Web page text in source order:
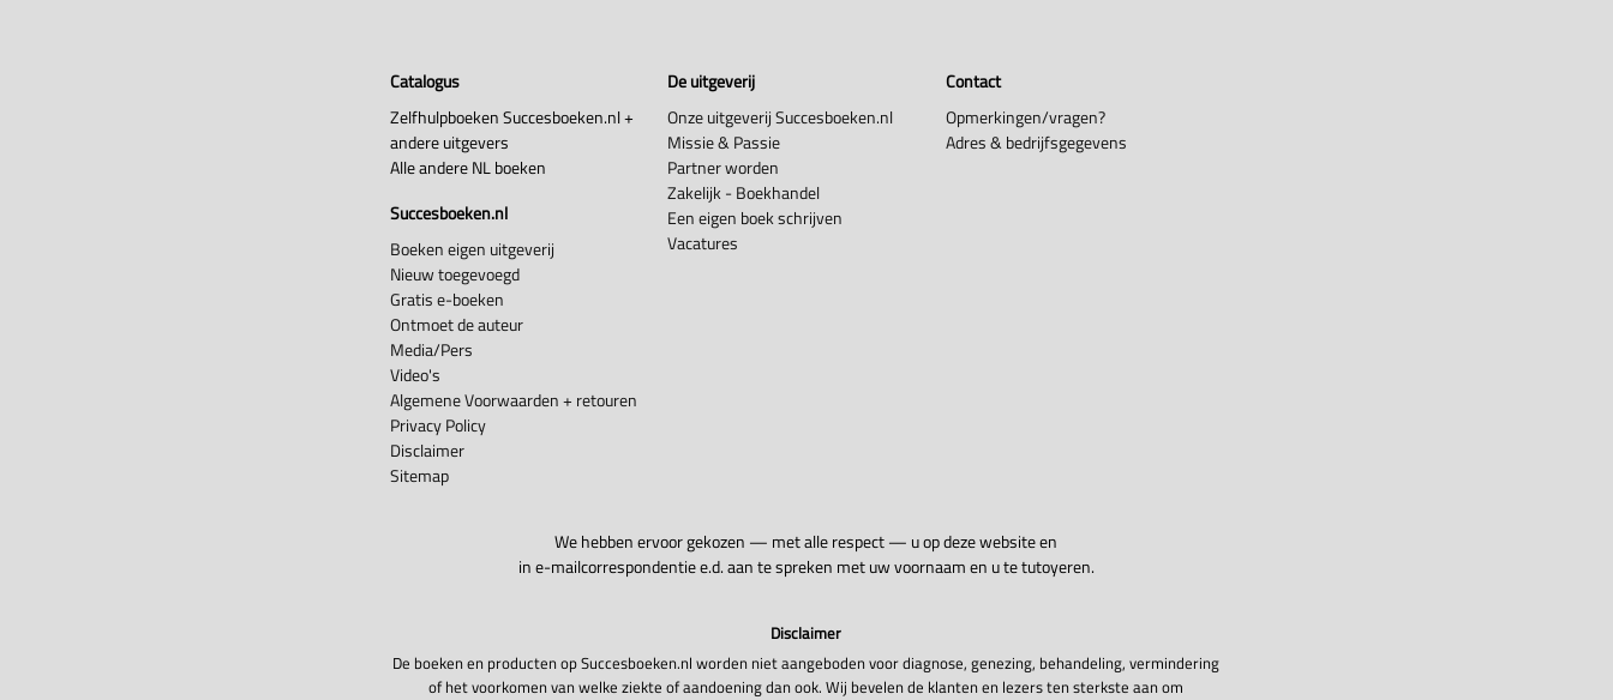
Catalogus
Zelfhulpboeken Succesboeken.nl +
andere uitgevers
Alle andere NL boeken
Succesboeken.nl
Boeken eigen uitgeverij
Nieuw toegevoegd
Gratis e-boeken
Ontmoet de auteur
Media/Pers
Video's
Algemene Voorwaarden + retouren
Privacy Policy
Disclaimer
Sitemap
De uitgeverij
Onze uitgeverij Succesboeken.nl
Missie & Passie
Partner worden
Zakelijk - Boekhandel
Een eigen boek schrijven
Vacatures
Contact
Opmerkingen/vragen?
Adres & bedrijfsgegevens
We hebben ervoor gekozen — met alle respect — u op deze website en
in e-mailcorrespondentie e.d. aan te spreken met uw voornaam en u te tutoyeren.
Disclaimer
De boeken en producten op Succesboeken.nl worden niet aangeboden voor diagnose, genezing, behandeling, vermindering
of het voorkomen van welke ziekte of aandoening dan ook. Wij bevelen de klanten en lezers ten sterkste aan om